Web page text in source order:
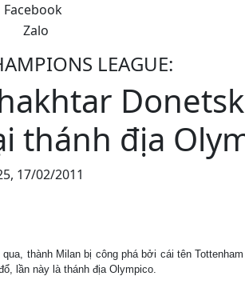
Facebook
Zalo
LEAGUE:
thánh địa
17/02/2011
qua, thành Milan bị công phá bởi cái tên
lần này là thánh địa Olympico.